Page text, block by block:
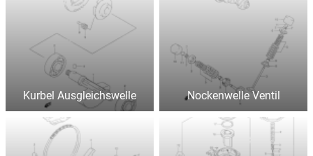
Kurbel Ausgleichswelle Nockenwelle Ventil